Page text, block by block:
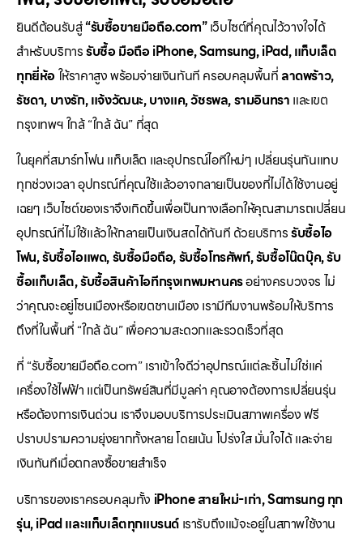
ยินดีต้อนรับสู่“รับซื้อขายมือถือ.com”เว็บไซต์ที่คุณไว้วางใจได้
สำหรับบริการรับซื้อ มือถือ iPhone, Samsung, iPad, แท็บเล็ต
ทุกยี่ห้อให้ราคาสูง พร้อมจ่ายเงินทันที ครอบคลุมพื้นที่ลาดพร้าว,
รัชดา, บางรัก, แจ้งวัฒนะ, บางแค, วัชรพล, รามอินทรา และเขต
กรุงเทพฯ ใกล้ “ใกล้ ฉัน” ที่สุด
ในยุคที่สมาร์ทโฟน แท็บเล็ต และอุปกรณ์ไอทีใหม่ๆ เปลี่ยนรุ่นกันแทบ
ทุกช่วงเวลา อุปกรณ์ที่คุณใช้แล้วอาจกลายเป็นของที่ไม่ได้ใช้งานอยู่
เฉยๆ เว็บไซต์ของเราจึงเกิดขึ้นเพื่อเป็นทางเลือกให้คุณสามารถเปลี่ยน
อุปกรณ์ที่ไม่ใช้แล้วให้กลายเป็นเงินสดได้ทันที ด้วยบริการรับซื้อไอ
โฟน, รับซื้อไอแพด, รับซื้อมือถือ, รับซื้อโทรศัพท์, รับซื้อโน๊ตบุ๊ค, รับ
ซื้อแท็บเล็ต, รับซื้อสินค้าไอทีกรุงเทพมหานครอย่างครบวงจร ไม่
ว่าคุณจะอยู่โซนเมืองหรือเขตชานเมือง เรามีทีมงานพร้อมให้บริการ
ถึงที่ในพื้นที่ “ใกล้ ฉัน” เพื่อความสะดวกและรวดเร็วที่สุด
ที่ “รับซื้อขายมือถือ.com” เราเข้าใจดีว่าอุปกรณ์แต่ละชิ้นไม่ใช่แค่
เครื่องใช้ไฟฟ้า แต่เป็นทรัพย์สินที่มีมูลค่า คุณอาจต้องการเปลี่ยนรุ่น
หรือต้องการเงินด่วน เราจึงมอบบริการประเมินสภาพเครื่อง ฟรี
ปราบปรามความยุ่งยากทั้งหลาย โดยเน้น โปร่งใส มั่นใจได้ และจ่าย
เงินทันทีเมื่อตกลงซื้อขายสำเร็จ
บริการของเราครอบคลุมทั้ง iPhone สายใหม่-เก่า, Samsung ทุก
รุ่น, iPad และแท็บเล็ตทุกแบรนด์ เรารับถึงแม้จะอยู่ในสภาพใช้งาน